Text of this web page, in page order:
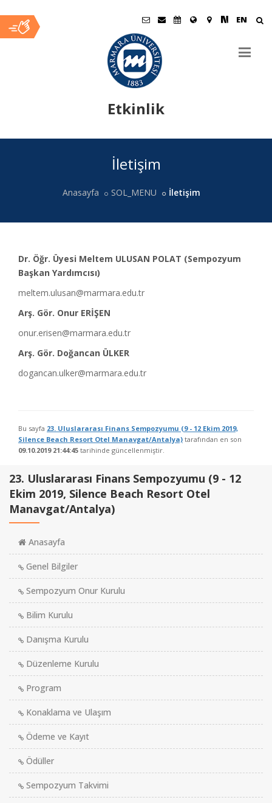
EN
Etkinlik
İletişim
Anasayfa SOL_MENU İletişim
Dr. Öğr. Üyesi Meltem ULUSAN POLAT (Sempozyum
Başkan Yardımcısı)
meltem.ulusan@marmara.edu.tr
Arş. Gör. Onur ERİŞEN
onur.erisen@marmara.edu.tr
Arş. Gör. Doğancan ÜLKER
dogancan.ulker@marmara.edu.tr
Bu sayfa 23. Uluslararası Finans Sempozyumu (9 - 12 Ekim 2019,
Silence Beach Resort Otel Manavgat/Antalya) tarafından en son
09.10.2019 21:44:45 tarihinde güncellenmiştir.
23. Uluslararası Finans Sempozyumu (9 - 12
Ekim 2019, Silence Beach Resort Otel
Manavgat/Antalya)
Anasayfa
Genel Bilgiler
Sempozyum Onur Kurulu
Bilim Kurulu
Danışma Kurulu
Düzenleme Kurulu
Program
Konaklama ve Ulaşım
Ödeme ve Kayıt
Ödüller
Sempozyum Takvimi